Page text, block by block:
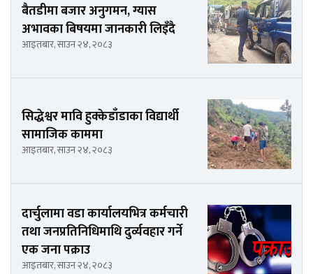
बैतडीमा बजार अनुगमन, ग्यास
अभावका बिषयमा जानकारी लिइँदै
आइतबार, साउन २४, २०८३
सिद्धेश्वर मावि हुक्केडाँडाका विद्यार्थी
सामाजिक काममा
आइतबार, साउन २४, २०८३
दार्चुलामा वडा कार्यालयभित्र कर्मचारी
तथा जनप्रतिनिधिमाथि दुर्व्यवहार गर्ने
एक जना पक्राउ
आइतबार, साउन २४, २०८३